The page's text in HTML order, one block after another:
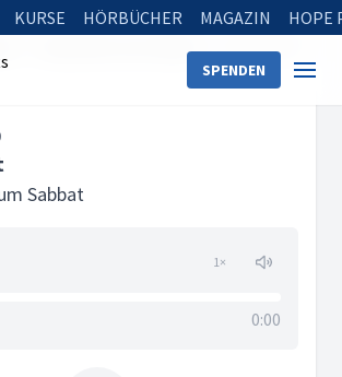
KURSE HÖRBÜCHER MAGAZIN HOPE
SPENDEN
Andachten zum Sabbat Gewissheit
Sabbat
1×
0:00